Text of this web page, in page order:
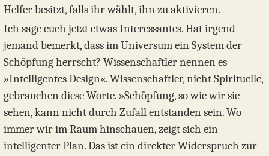
Helfer besitzt, falls ihr wählt, ihn zu aktivieren.
Ich sage euch jetzt etwas Interessantes. Hat irgend
jemand bemerkt, dass im Universum ein System der
Schöpfung herrscht? Wissenschaftler nennen es
»Intelligentes Design«. Wissenschaftler, nicht Spirituelle,
gebrauchen diese Worte. »Schöpfung, so wie wir sie
sehen, kann nicht durch Zufall entstanden sein. Wo
immer wir im Raum hinschauen, zeigt sich ein
intelligenter Plan. Das ist ein direkter Widerspruch zur